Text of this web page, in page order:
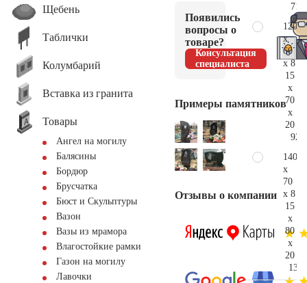
Щебень
Таблички
Колумбарий
Вставка из гранита
Товары
Ангел на могилу
Балясины
Бордюр
Брусчатка
Бюст и Скульптуры
Вазон
Вазы из мрамора
Влагостойкие рамки
Газон на могилу
Лавочки
Появились
вопросы о
товаре?
Консультация
специалиста
Примеры памятников
Отзывы о компании
120
x
60
x 8
15
x
70
x
20
140
x
70
x 8
15
x
80
x
20